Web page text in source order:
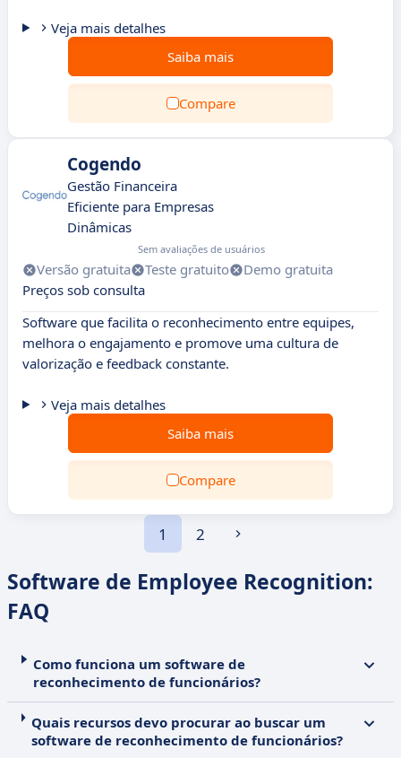
Veja mais detalhes
Saiba mais
Compare
Cogendo
Gestão Financeira
Eficiente para Empresas
Dinâmicas
Sem avaliações de usuários
Versão gratuita Teste gratuito
Demo gratuita
Preços sob consulta
Software que facilita o reconhecimento entre equipes,
melhora o engajamento e promove uma cultura de
valorização e feedback constante.
Veja mais detalhes
Saiba mais
Compare
1 2
Software de Employee Recognition:
FAQ
Como funciona um software de
reconhecimento de funcionários?
Quais recursos devo procurar ao buscar um
software de reconhecimento de funcionários?